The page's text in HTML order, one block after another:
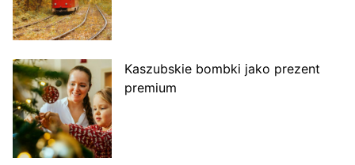
Kaszubskie bombki jako prezent
premium